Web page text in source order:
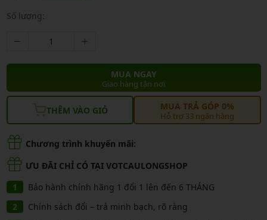
Số lượng:
MUA NGAY
Giao hàng tận nơi
THÊM VÀO GIỎ MUA TRẢ GÓP 0%
Hỗ trợ 33 ngân hàng
Chương trình khuyến mãi:
ƯU ĐÃI CHỈ CÓ TẠI VOTCAULONGSHOP
Bảo hành chính hãng 1 đổi 1 lên đến 6 THÁNG
Chính sách đổi – trả minh bạch, rõ ràng